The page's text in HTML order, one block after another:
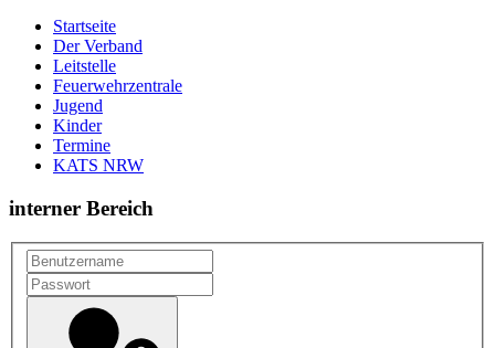
Startseite
Der Verband
Leitstelle
Feuerwehrzentrale
Jugend
Kinder
Termine
KATS NRW
interner Bereich